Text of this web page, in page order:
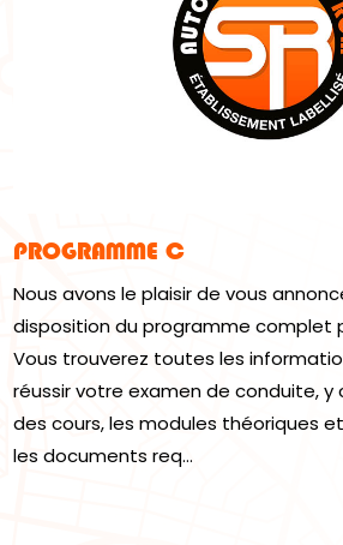
PROGRAMME C
Nous avons le plaisir de vous
disposition du programme complet
Vous trouverez toutes les
réussir votre examen de conduite, y
des cours, les modules théoriques
les documents req...